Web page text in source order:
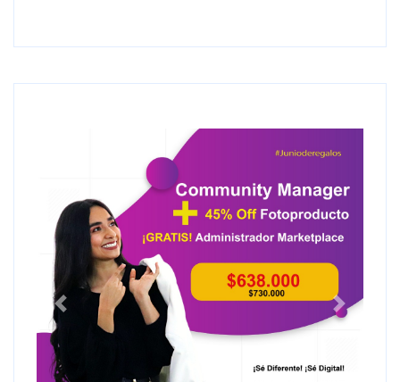
Anterior Siguiente